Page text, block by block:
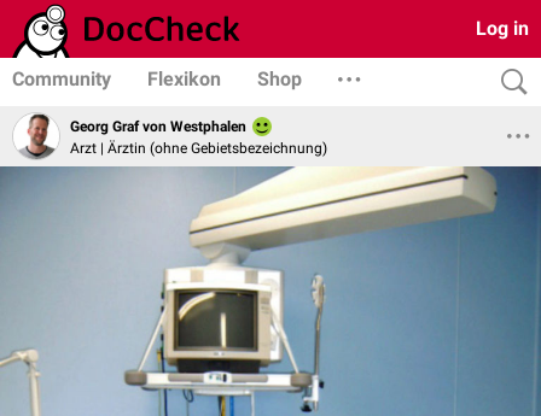
Log in
Community Flexikon Shop
Georg Graf von Westphalen
Arzt | Ärztin (ohne Gebietsbezeichnung)